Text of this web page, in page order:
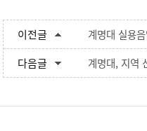
이전글
다음글